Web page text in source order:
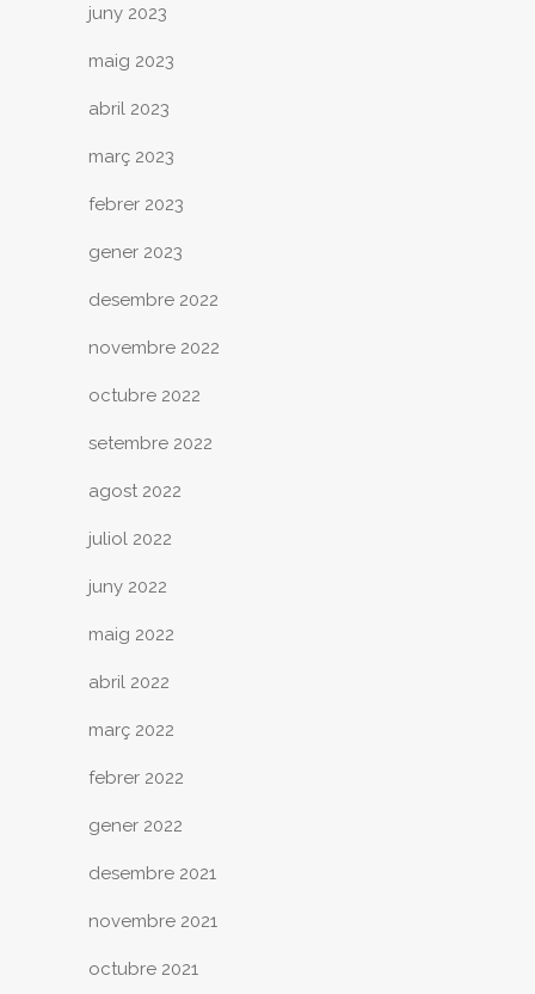
juny 2023
maig 2023
abril 2023
març 2023
febrer 2023
gener 2023
desembre 2022
novembre 2022
octubre 2022
setembre 2022
agost 2022
juliol 2022
juny 2022
maig 2022
abril 2022
març 2022
febrer 2022
gener 2022
desembre 2021
novembre 2021
octubre 2021